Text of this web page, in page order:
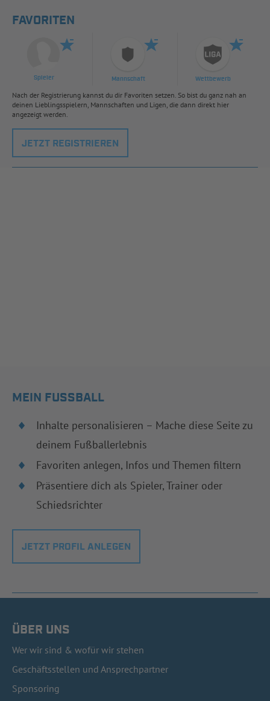
FAVORITEN
Spieler Mannschaft Wettbewerb
Nach der Registrierung kannst du dir Favoriten setzen. So bist du ganz nah an
deinen Lieblingsspielern, Mannschaften und Ligen, die dann direkt hier
angezeigt werden.
JETZT REGISTRIEREN
MEIN FUSSBALL
Inhalte personalisieren – Mache diese Seite zu
deinem Fußballerlebnis
Favoriten anlegen, Infos und Themen filtern
Präsentiere dich als Spieler, Trainer oder
Schiedsrichter
JETZT PROFIL ANLEGEN
ÜBER UNS
Wer wir sind & wofür wir stehen
Geschäftsstellen und Ansprechpartner
Sponsoring